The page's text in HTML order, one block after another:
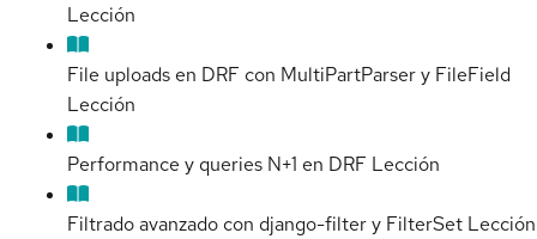
Lección
File uploads en DRF con MultiPartParser y FileField
Lección
Performance y queries N+1 en DRF Lección
Filtrado avanzado con django-filter y FilterSet Lección